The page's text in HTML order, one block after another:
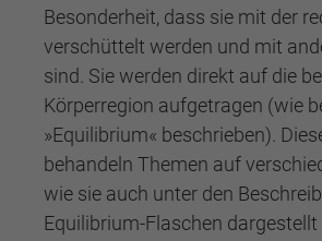
Besonderheit, dass sie mit der
verschüttelt werden und mit
sind. Sie werden direkt auf die
Körperregion aufgetragen (wie
»Equilibrium« beschrieben).
behandeln Themen auf
wie sie auch unter den
Equilibrium-Flaschen dargestellt